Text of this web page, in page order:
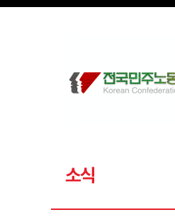
메뉴 건너뛰기
소식
Sketchbook5, 스